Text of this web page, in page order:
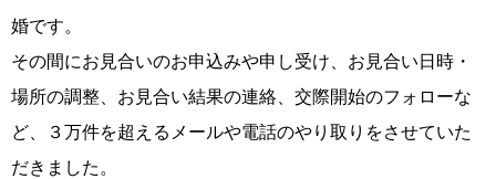
婚です。
その間にお見合いのお申込みや申し受け、お見合い日時・
場所の調整、お見合い結果の連絡、交際開始のフォローな
ど、３万件を超えるメールや電話のやり取りをさせていた
だきました。